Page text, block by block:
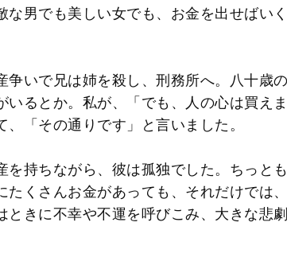
な男でも美しい女でも、お金を出せばい
争いで兄は姉を殺し、刑務所へ。八十歳
いるとか。私が、「でも、人の心は買え
、「その通りです」と言いました。
を持ちながら、彼は孤独でした。ちっと
たくさんお金があっても、それだけでは
ときに不幸や不運を呼びこみ、大きな悲